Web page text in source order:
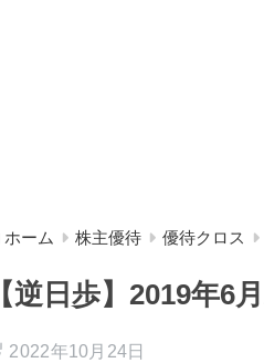
ホーム 株主優待 優待クロス
【逆日歩】2019年6
2022年10月24日